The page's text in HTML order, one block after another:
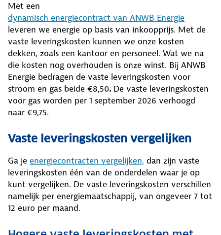
Met een
dynamisch energiecontract van ANWB Energie
leveren we energie op basis van inkoopprijs. Met de
vaste leveringskosten kunnen we onze kosten
dekken, zoals een kantoor en personeel. Wat we na
die kosten nog overhouden is onze winst. Bij ANWB
Energie bedragen de vaste leveringskosten voor
stroom en gas beide €8,50. De vaste leveringskosten
voor gas worden per 1 september 2026 verhoogd
naar €9,75.
Vaste leveringskosten vergelijken
Ga je energiecontracten vergelijken, dan zijn vaste
leveringskosten één van de onderdelen waar je op
kunt vergelijken. De vaste leveringskosten verschillen
namelijk per energiemaatschappij, van ongeveer 7 tot
12 euro per maand.